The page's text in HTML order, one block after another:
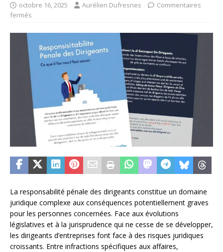
octobre 16, 2025 Aurélien Dufresnes
Commentaires
fermés
La responsabilité pénale des dirigeants constitue un domaine
juridique complexe aux conséquences potentiellement graves
pour les personnes concernées. Face aux évolutions
législatives et à la jurisprudence qui ne cesse de se développer,
les dirigeants d’entreprises font face à des risques juridiques
croissants. Entre infractions spécifiques aux affaires,